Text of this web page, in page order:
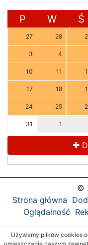
P W Ś
27 28
3 4
10 11
17 18
24 25
31 1
©
Strona główna
Oglądalność
Używamy plików cookies